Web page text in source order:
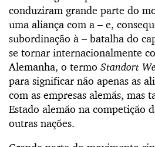
conduziram grande parte do
uma aliança com a – e,
subordinação à – batalha do
se tornar internacionalmente
Alemanha, o termo Standort
para significar não apenas as
com as empresas alemãs, mas
Estado alemão na competição
outras nações.